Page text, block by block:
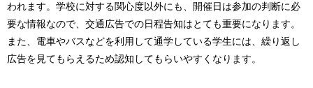
われます。学校に対する関心度以外にも、開催日は参加の判断に必
要な情報なので、交通広告での日程告知はとても重要になります。
また、電車やバスなどを利用して通学している学生には、繰り返し
広告を見てもらえるため認知してもらいやすくなります。